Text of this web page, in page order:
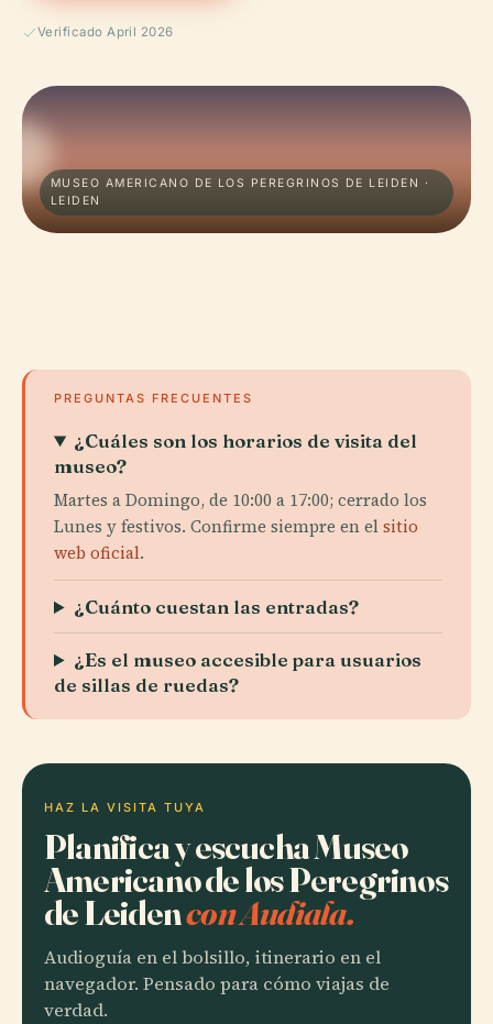
Verificado April 2026
MUSEO AMERICANO DE LOS PEREGRINOS DE LEIDEN ·
LEIDEN
PREGUNTAS FRECUENTES
¿Cuáles son los horarios de visita del
museo?
Martes a Domingo, de 10:00 a 17:00; cerrado los
Lunes y festivos. Confirme siempre en elsitio
web oficial.
¿Cuánto cuestan las entradas?
¿Es el museo accesible para usuarios
de sillas de ruedas?
HAZ LA VISITA TUYA
Planifica y escucha Museo
Americano de los Peregrinos
de Leidencon Audiala.
Audioguía en el bolsillo, itinerario en el
navegador. Pensado para cómo viajas de
verdad.